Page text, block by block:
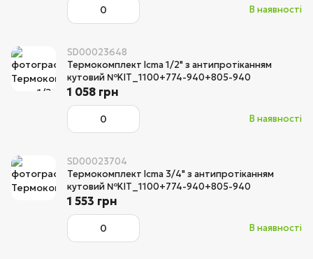
В наявності
SD00023648
Термокомплект Icma 1/2" з антипротіканням
кутовий №KIT_1100+774-940+805-940
В наявності
1 058 грн
SD00023704
Термокомплект Icma 3/4" з антипротіканням
кутовий №KIT_1100+774-940+805-940
В наявності
1 553 грн